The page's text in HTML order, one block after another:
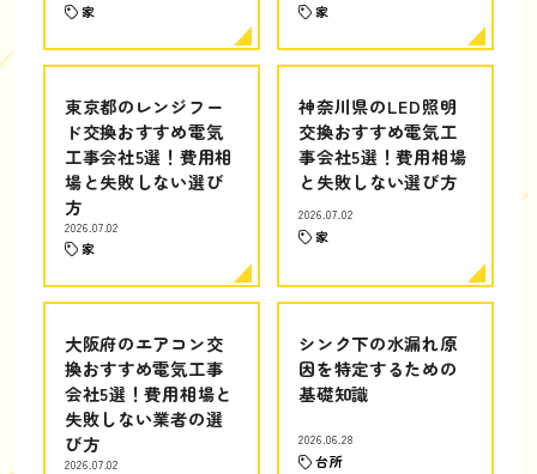
家 家
東京都のレンジフー
ド交換おすすめ電気
工事会社5選！費用相
場と失敗しない選び
方
2026.07.02
家
神奈川県のLED照明
交換おすすめ電気工
事会社5選！費用相場
と失敗しない選び方
2026.07.02
家
大阪府のエアコン交
換おすすめ電気工事
会社5選！費用相場と
失敗しない業者の選
び方
2026.07.02
シンク下の水漏れ原
因を特定するための
基礎知識
2026.06.28
台所